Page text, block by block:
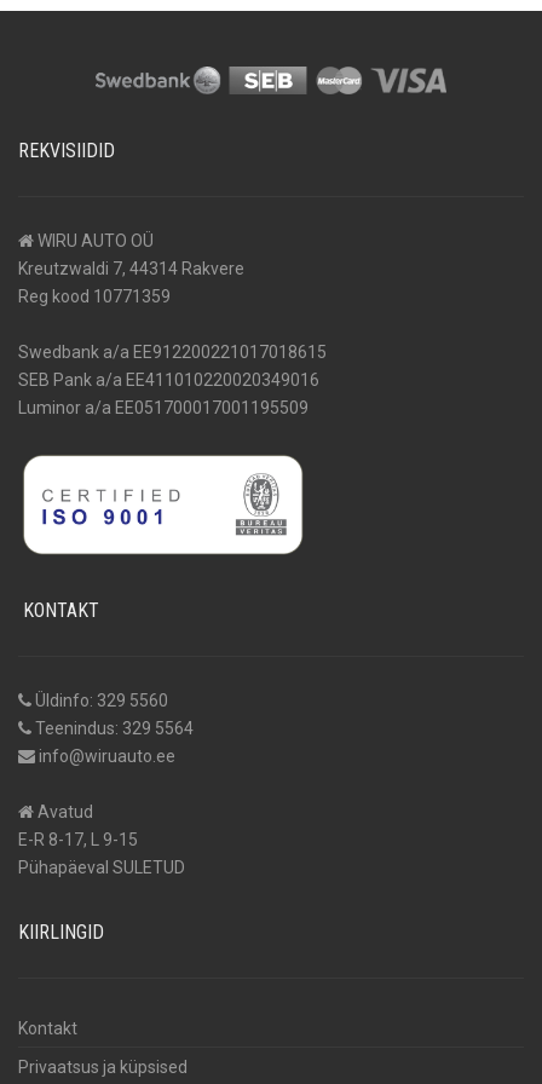
REKVISIIDID
WIRU AUTO OÜ
Kreutzwaldi 7, 44314 Rakvere
Reg kood 10771359
Swedbank a/a EE912200221017018615
SEB Pank a/a EE411010220020349016
Luminor a/a EE051700017001195509
KONTAKT
Üldinfo: 329 5560
Teenindus: 329 5564
info@wiruauto.ee
Avatud
E-R 8-17, L 9-15
Pühapäeval SULETUD
KIIRLINGID
Kontakt
Privaatsus ja küpsised